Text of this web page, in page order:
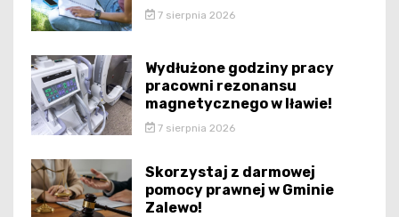
7 sierpnia 2026
Wydłużone godziny pracy
pracowni rezonansu
magnetycznego w Iławie!
7 sierpnia 2026
Skorzystaj z darmowej
pomocy prawnej w Gminie
Zalewo!